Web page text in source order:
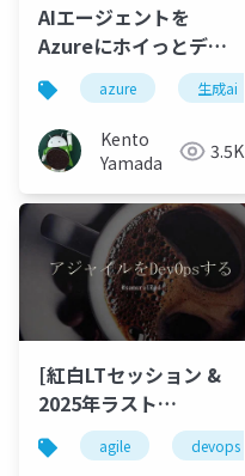
AIエージェントを
Azureにホイっとデリ
バリーできる
Microsoft Foundryの
魔法があることを君た
ちはまだ知らない
azure 生成ai
Kento
Yamada
3.5K
[紅白LTセッション &
2025年ラスト
Meetup#6]アジャイル
をDevOpsする
agile devops